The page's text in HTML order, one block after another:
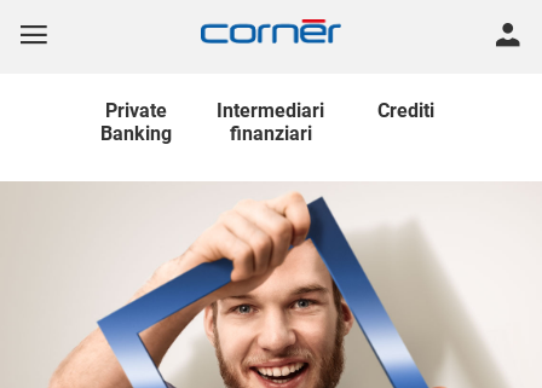
Private
Banking
Intermediari
finanziari
Crediti